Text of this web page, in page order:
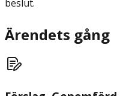
beslut.
Ärendets gång